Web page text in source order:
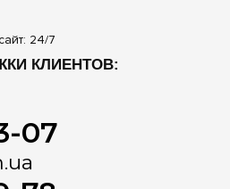
24/7
КЛИЕНТОВ:
07